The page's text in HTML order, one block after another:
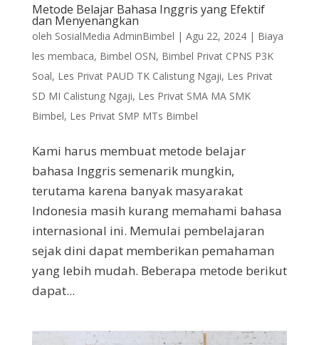
Metode Belajar Bahasa Inggris yang Efektif
dan Menyenangkan
oleh SosialMedia AdminBimbel | Agu 22, 2024| Biaya
les membaca, Bimbel OSN, Bimbel Privat CPNS P3K
Soal, Les Privat PAUD TK Calistung Ngaji, Les Privat
SD MI Calistung Ngaji, Les Privat SMA MA SMK
Bimbel, Les Privat SMP MTs Bimbel
Kami harus membuat metode belajar
bahasa Inggris semenarik mungkin,
terutama karena banyak masyarakat
Indonesia masih kurang memahami bahasa
internasional ini. Memulai pembelajaran
sejak dini dapat memberikan pemahaman
yang lebih mudah. Beberapa metode berikut
dapat...